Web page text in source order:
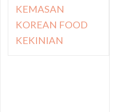
KEMASAN
KOREAN FOOD
KEKINIAN